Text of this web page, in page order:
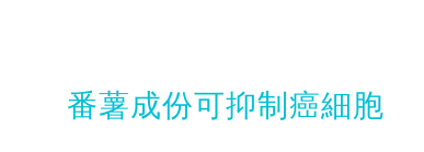
番薯成份可抑制癌細胞